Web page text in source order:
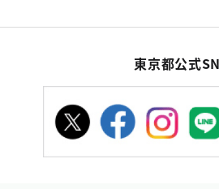
東京都公式